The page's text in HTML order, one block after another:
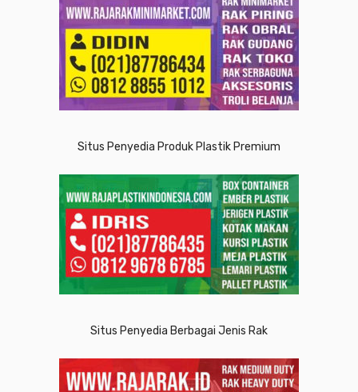
Situs Penyedia Produk Plastik Premium
Situs Penyedia Berbagai Jenis Rak